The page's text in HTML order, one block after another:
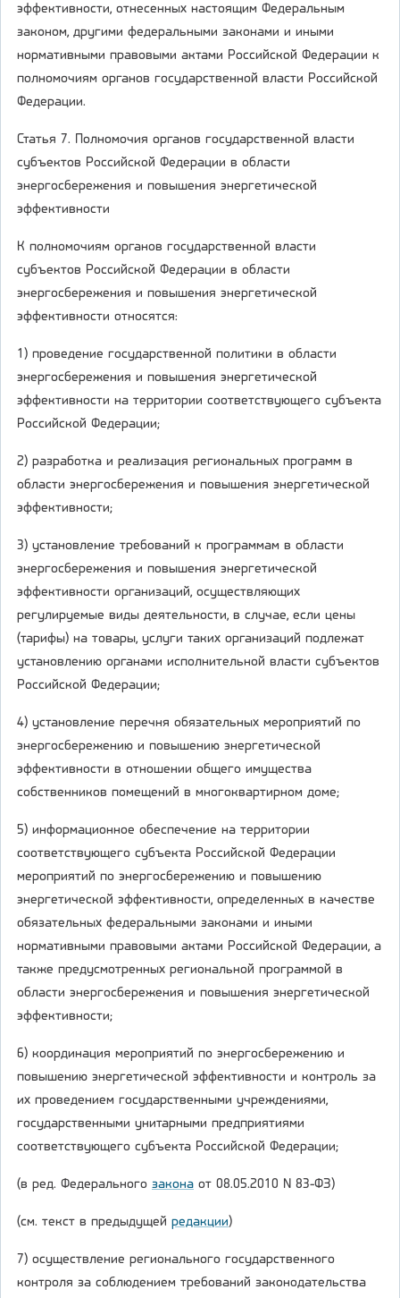
эффективности, отнесенных настоящим Федеральным
законом, другими федеральными законами и иными
нормативными правовыми актами Российской Федерации к
полномочиям органов государственной власти Российской
Федерации.
Статья 7. Полномочия органов государственной власти
субъектов Российской Федерации в области
энергосбережения и повышения энергетической
эффективности
К полномочиям органов государственной власти
субъектов Российской Федерации в области
энергосбережения и повышения энергетической
эффективности относятся:
1) проведение государственной политики в области
энергосбережения и повышения энергетической
эффективности на территории соответствующего субъекта
Российской Федерации;
2) разработка и реализация региональных программ в
области энергосбережения и повышения энергетической
эффективности;
3) установление требований к программам в области
энергосбережения и повышения энергетической
эффективности организаций, осуществляющих
регулируемые виды деятельности, в случае, если цены
(тарифы) на товары, услуги таких организаций подлежат
установлению органами исполнительной власти субъектов
Российской Федерации;
4) установление перечня обязательных мероприятий по
энергосбережению и повышению энергетической
эффективности в отношении общего имущества
собственников помещений в многоквартирном доме;
5) информационное обеспечение на территории
соответствующего субъекта Российской Федерации
мероприятий по энергосбережению и повышению
энергетической эффективности, определенных в качестве
обязательных федеральными законами и иными
нормативными правовыми актами Российской Федерации, а
также предусмотренных региональной программой в
области энергосбережения и повышения энергетической
эффективности;
6) координация мероприятий по энергосбережению и
повышению энергетической эффективности и контроль за
их проведением государственными учреждениями,
государственными унитарными предприятиями
соответствующего субъекта Российской Федерации;
(в ред. Федерального закона от 08.05.2010 N 83-ФЗ)
(см. текст в предыдущей редакции)
7) осуществление регионального государственного
контроля за соблюдением требований законодательства